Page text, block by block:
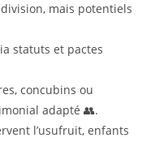
mais potentiels
statuts et pactes
concubins ou
adapté 👥.
l’usufruit, enfants